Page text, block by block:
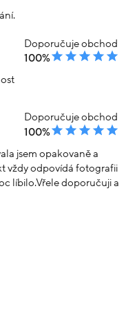
Doporučuje obchod
100%
Doporučuje obchod
100%
jsem opakovaně a
vždy odpovídá fotografii
líbilo.Vřele doporučuji a